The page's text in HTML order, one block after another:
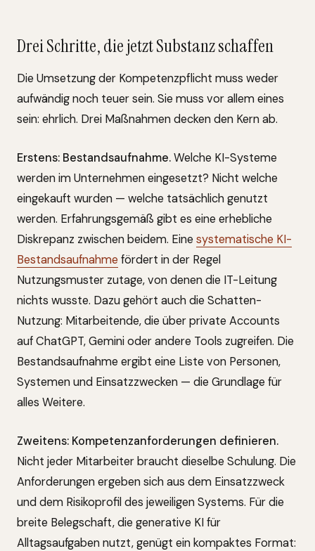
Drei Schritte, die jetzt Substanz schaffen
Die Umsetzung der Kompetenzpflicht muss weder
aufwändig noch teuer sein. Sie muss vor allem eines
sein: ehrlich. Drei Maßnahmen decken den Kern ab.
Erstens: Bestandsaufnahme.Welche KI-Systeme
werden im Unternehmen eingesetzt? Nicht welche
eingekauft wurden — welche tatsächlich genutzt
werden. Erfahrungsgemäß gibt es eine erhebliche
Diskrepanz zwischen beidem. Eine systematische KI-
Bestandsaufnahme fördert in der Regel
Nutzungsmuster zutage, von denen die IT-Leitung
nichts wusste. Dazu gehört auch die Schatten-
Nutzung: Mitarbeitende, die über private Accounts
auf ChatGPT, Gemini oder andere Tools zugreifen. Die
Bestandsaufnahme ergibt eine Liste von Personen,
Systemen und Einsatzzwecken — die Grundlage für
alles Weitere.
Zweitens: Kompetenzanforderungen definieren.
Nicht jeder Mitarbeiter braucht dieselbe Schulung. Die
Anforderungen ergeben sich aus dem Einsatzzweck
und dem Risikoprofil des jeweiligen Systems. Für die
breite Belegschaft, die generative KI für
Alltagsaufgaben nutzt, genügt ein kompaktes Format: